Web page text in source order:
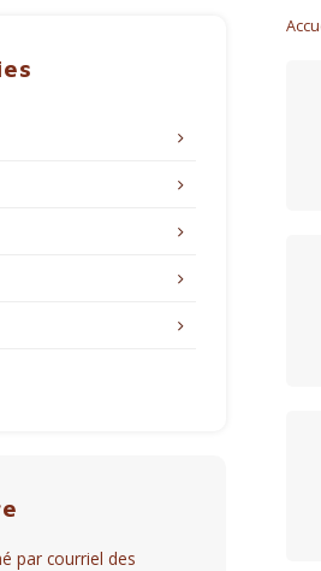
par courriel des